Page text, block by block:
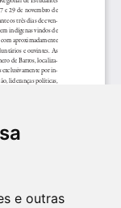
e outras